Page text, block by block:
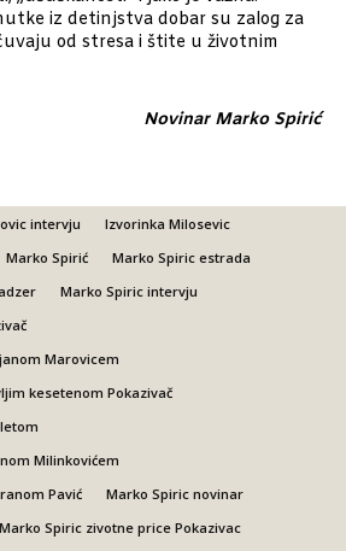
iz detinjstva dobar su zalog za
od stresa i štite u životnim
Novinar Marko Spirić
intervju
Izvorinka Milosevic
Marko Spirić
Marko Spiric estrada
Marko Spiric intervju
Marovicem
kesetenom Pokazivač
Milinkovićem
Pavić
Marko Spiric novinar
Marko Spiric zivotne price Pokazivac